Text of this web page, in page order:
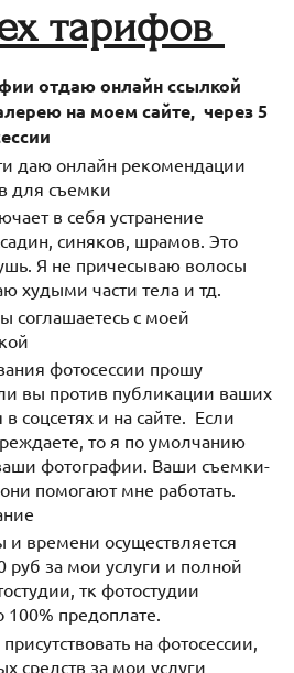
тарифов
отдаю онлайн ссылкой
на моем сайте, через 5
даю онлайн рекомендации
для съемки
в себя устранение
синяков, шрамов. Это
Я не причесываю волосы
худыми части тела и тд.
соглашаетесь с моей
фотосессии прошу
вы против публикации ваших
соцсетях и на сайте. Если
то я по умолчанию
фотографии. Ваши съемки-
помогают мне работать.
и времени осуществляется
руб за мои услуги и полной
тк фотостудии
100% предоплате.
на фотосессии,
средств за мои услуги